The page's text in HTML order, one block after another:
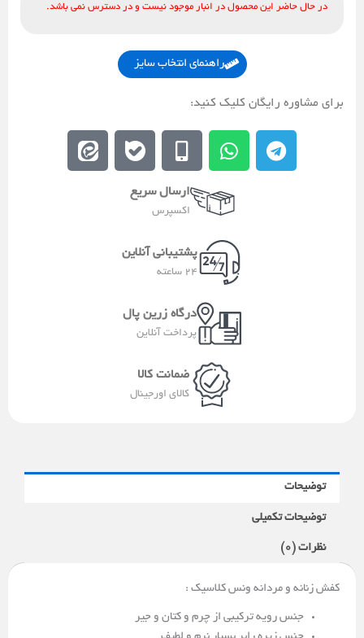
در حال حاضر این محصول در انبار موجود نیست و در دسترس نمی باشد.
راهنمای انتخاب سایز
برای مشاوره رایگان کلیک کنید:
T
e
W
h
t
s
a
p
p
M
o
i
-
l
t
E
b
l
E
e
ارسال سریع
اکسپرس
پشتیبانی آنلاین
24 ساعته
درگاه زرین پال
پرداخت آنلاین
ضمانت کالا
کالای اورجینال
توضیحات
توضیحات تکمیلی
نظرات (0)
کفش زنانه و مردانه ونس کلاسیک :
جنس رویه ترکیبی از چرم و کتان و جیر